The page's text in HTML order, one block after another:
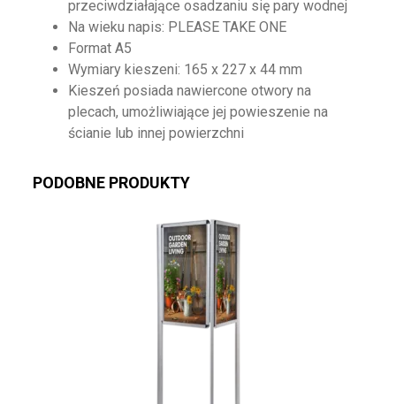
przeciwdziałające osadzaniu się pary wodnej
Na wieku napis: PLEASE TAKE ONE
Format A5
Wymiary kieszeni: 165 x 227 x 44 mm
Kieszeń posiada nawiercone otwory na
plecach, umożliwiające jej powieszenie na
ścianie lub innej powierzchni
PODOBNE PRODUKTY